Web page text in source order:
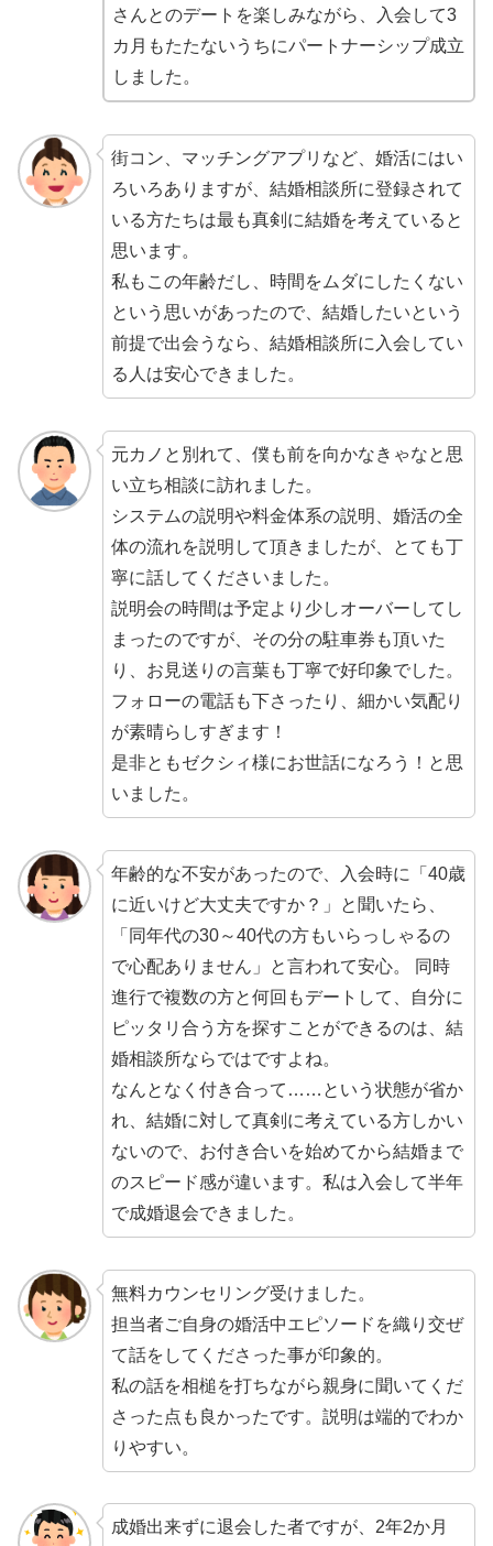
さんとのデートを楽しみながら、
入会して3
カ月もたたないうちにパートナーシップ成立
しました。
街コン、マッチングアプリなど、婚活にはい
ろいろありますが、結婚相談所に登録されて
いる方たちは最も真剣に結婚を考えていると
思います。
私もこの年齢だし、 時間をムダにしたくない
という思いがあったので、結婚したいという
前提で出会うなら、 結婚相談所に入会してい
る人は安心できました。
元カノと別れて、僕も前を向かなきゃなと思
い立ち相談に訪れました。
システムの説明や料金体系の説明、婚活の全
体の流れを説明して頂きましたが、とても丁
寧に話してくださいました。
説明会の時間は予定より少しオーバーしてし
まったのですが、その分の駐車券も頂いた
り、お見送りの言葉も丁寧で好印象でした。
フォローの電話も下さったり、細かい気配り
が素晴らしすぎます！
是非ともゼクシィ様にお世話になろう！と思
いました。
年齢的な不安があったので、入会時に「40歳
に近いけど大丈夫ですか？」と聞いたら、
「同年代の30～40代の方もいらっしゃるの
で心配ありません」と言われて安心。
同時
進行で複数の方と何回もデートして、自分に
ピッタリ合う方を探すことができるのは、結
婚相談所ならではですよね。
なんとなく付き合って……という状態が省か
れ、 結婚に対して真剣に考えている方しかい
ないので、お付き合いを始めてから結婚まで
のスピード感が違います。私は 入会して半年
で成婚退会できました。
無料カウンセリング受けました。
担当者ご自身の婚活中エピソードを織り交ぜ
て話をしてくださった事が印象的。
私の話を相槌を打ちながら親身に聞いてくだ
さった点も良かったです。説明は端的でわか
りやすい。
成婚出来ずに退会した者ですが、2年2か月